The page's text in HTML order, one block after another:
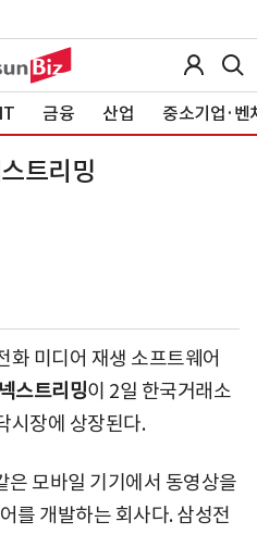
IT 금융 산업 중소기업·벤
트리밍
화 미디어 재생 소프트웨어
넥스트리밍이 2일 한국거래소
시장에 상장된다.
은 모바일 기기에서 동영상을
를 개발하는 회사다. 삼성전